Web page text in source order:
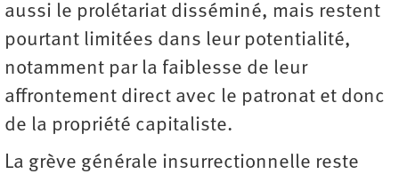
aussi le prolétariat disséminé, mais restent
pourtant limitées dans leur potentialité,
notamment par la faiblesse de leur
affrontement direct avec le patronat et donc
de la propriété capitaliste.
La grève générale insurrectionnelle reste